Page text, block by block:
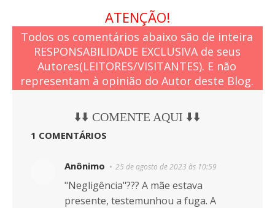
ATENÇÃO!
Todos os comentários abaixo são de inteira
RESPONSABILIDADE EXCLUSIVA de seus
Autores(LEITORES/VISITANTES). E não
representam à opinião do Autor deste Blog.
⬇️⬇️ COMENTE AQUI ⬇️⬇️
1 COMENTÁRIOS
Anônimo 25 de agosto de 2023 às 10:59
"Negligência"??? A mãe estava
presente, testemunhou a fuga. A